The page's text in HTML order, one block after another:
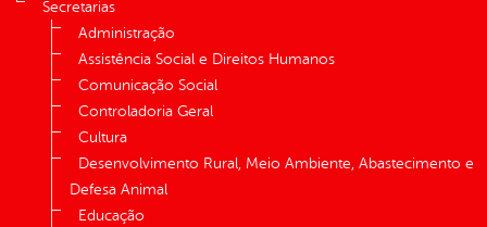
Secretarias
Administração
Assistência Social e Direitos Humanos
Comunicação Social
Controladoria Geral
Cultura
Desenvolvimento Rural, Meio Ambiente, Abastecimento e
Defesa Animal
Educação